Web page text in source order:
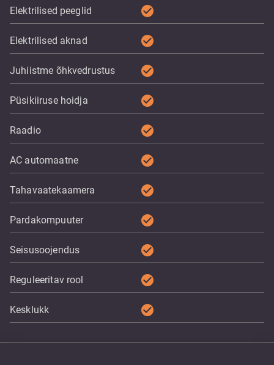
Elektrilised peeglid check_circle
Elektrilised aknad check_circle
Juhiistme õhkvedrustus check_circle
Püsikiiruse hoidja check_circle
Raadio check_circle
AC automaatne check_circle
Tahavaatekaamera check_circle
Pardakompuuter check_circle
Seisusoojendus check_circle
Reguleeritav rool check_circle
Kesklukk check_circle